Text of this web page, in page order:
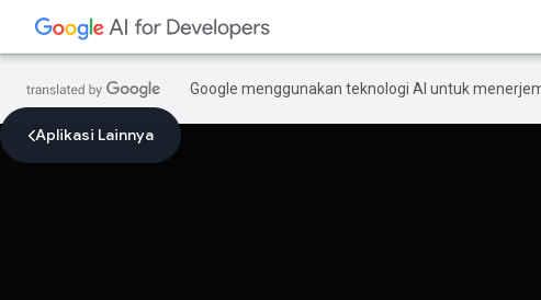
Google menggunakan teknologi AI untuk
Aplikasi Lainnya